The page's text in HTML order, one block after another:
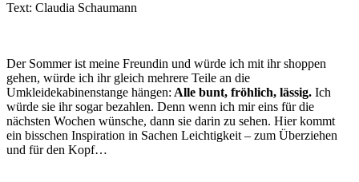
Text: Claudia Schaumann
Der Sommer ist meine Freundin und würde ich mit ihr shoppen
gehen, würde ich ihr gleich mehrere Teile an die
Umkleidekabinenstange hängen: Alle bunt, fröhlich, lässig. Ich
würde sie ihr sogar bezahlen. Denn wenn ich mir eins für die
nächsten Wochen wünsche, dann sie darin zu sehen. Hier kommt
ein bisschen Inspiration in Sachen Leichtigkeit – zum Überziehen
und für den Kopf…